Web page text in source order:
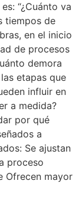
“¿Cuánto va
tiempos de
en el inicio
de procesos
demora
etapas que
influir en
a medida?
por qué
a
Se ajustan
proceso
Ofrecen mayor